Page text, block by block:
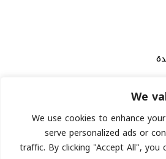
We
We use cookies to enhance
serve personalized ads or
traffic. By clicking "Accept All",